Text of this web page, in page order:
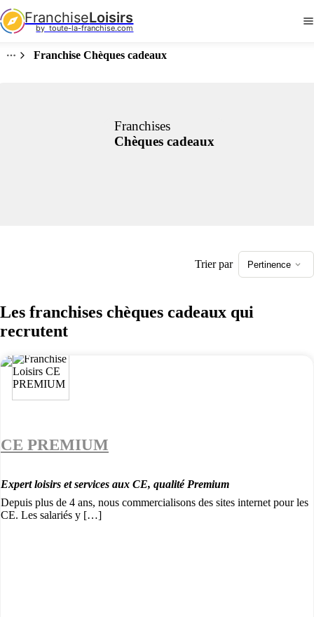
FranchiseLoisirs
by  toute-la-franchise.com
Franchise Chèques cadeaux
Franchises
Chèques cadeaux
Trier par Pertinence
Les franchises chèques cadeaux qui
recrutent
CE PREMIUM
Expert loisirs et services aux CE, qualité Premium
Depuis plus de 4 ans, nous commercialisons des sites internet pour les
CE. Les salariés y […]